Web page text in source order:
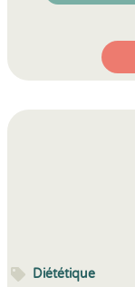
Diététique